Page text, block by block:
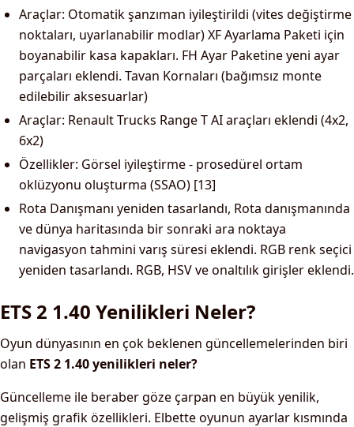
Araçlar: Otomatik şanzıman iyileştirildi (vites değiştirme
noktaları, uyarlanabilir modlar) XF Ayarlama Paketi için
boyanabilir kasa kapakları. FH Ayar Paketine yeni ayar
parçaları eklendi. Tavan Kornaları (bağımsız monte
edilebilir aksesuarlar)
Araçlar: Renault Trucks Range T AI araçları eklendi (4x2,
6x2)
Özellikler: Görsel iyileştirme - prosedürel ortam
oklüzyonu oluşturma (SSAO) [13]
Rota Danışmanı yeniden tasarlandı, Rota danışmanında
ve dünya haritasında bir sonraki ara noktaya
navigasyon tahmini varış süresi eklendi. RGB renk seçici
yeniden tasarlandı. RGB, HSV ve onaltılık girişler eklendi.
ETS 2 1.40 Yenilikleri Neler?
Oyun dünyasının en çok beklenen güncellemelerinden biri
olan ETS 2 1.40 yenilikleri neler?
Güncelleme ile beraber göze çarpan en büyük yenilik,
gelişmiş grafik özellikleri. Elbette oyunun ayarlar kısmında